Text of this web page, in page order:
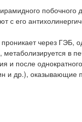
побочного
с его
через ГЭБ,
метаболизируется в
и после однократного
и др.), оказывающие